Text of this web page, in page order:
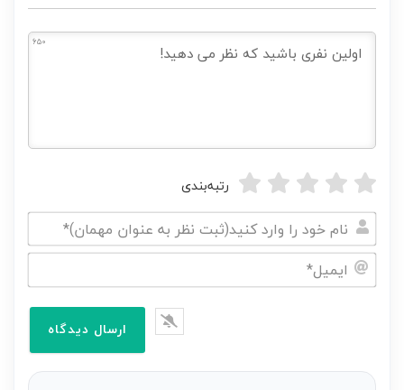
650
رتبه‌بندی
نام
خود
نظر